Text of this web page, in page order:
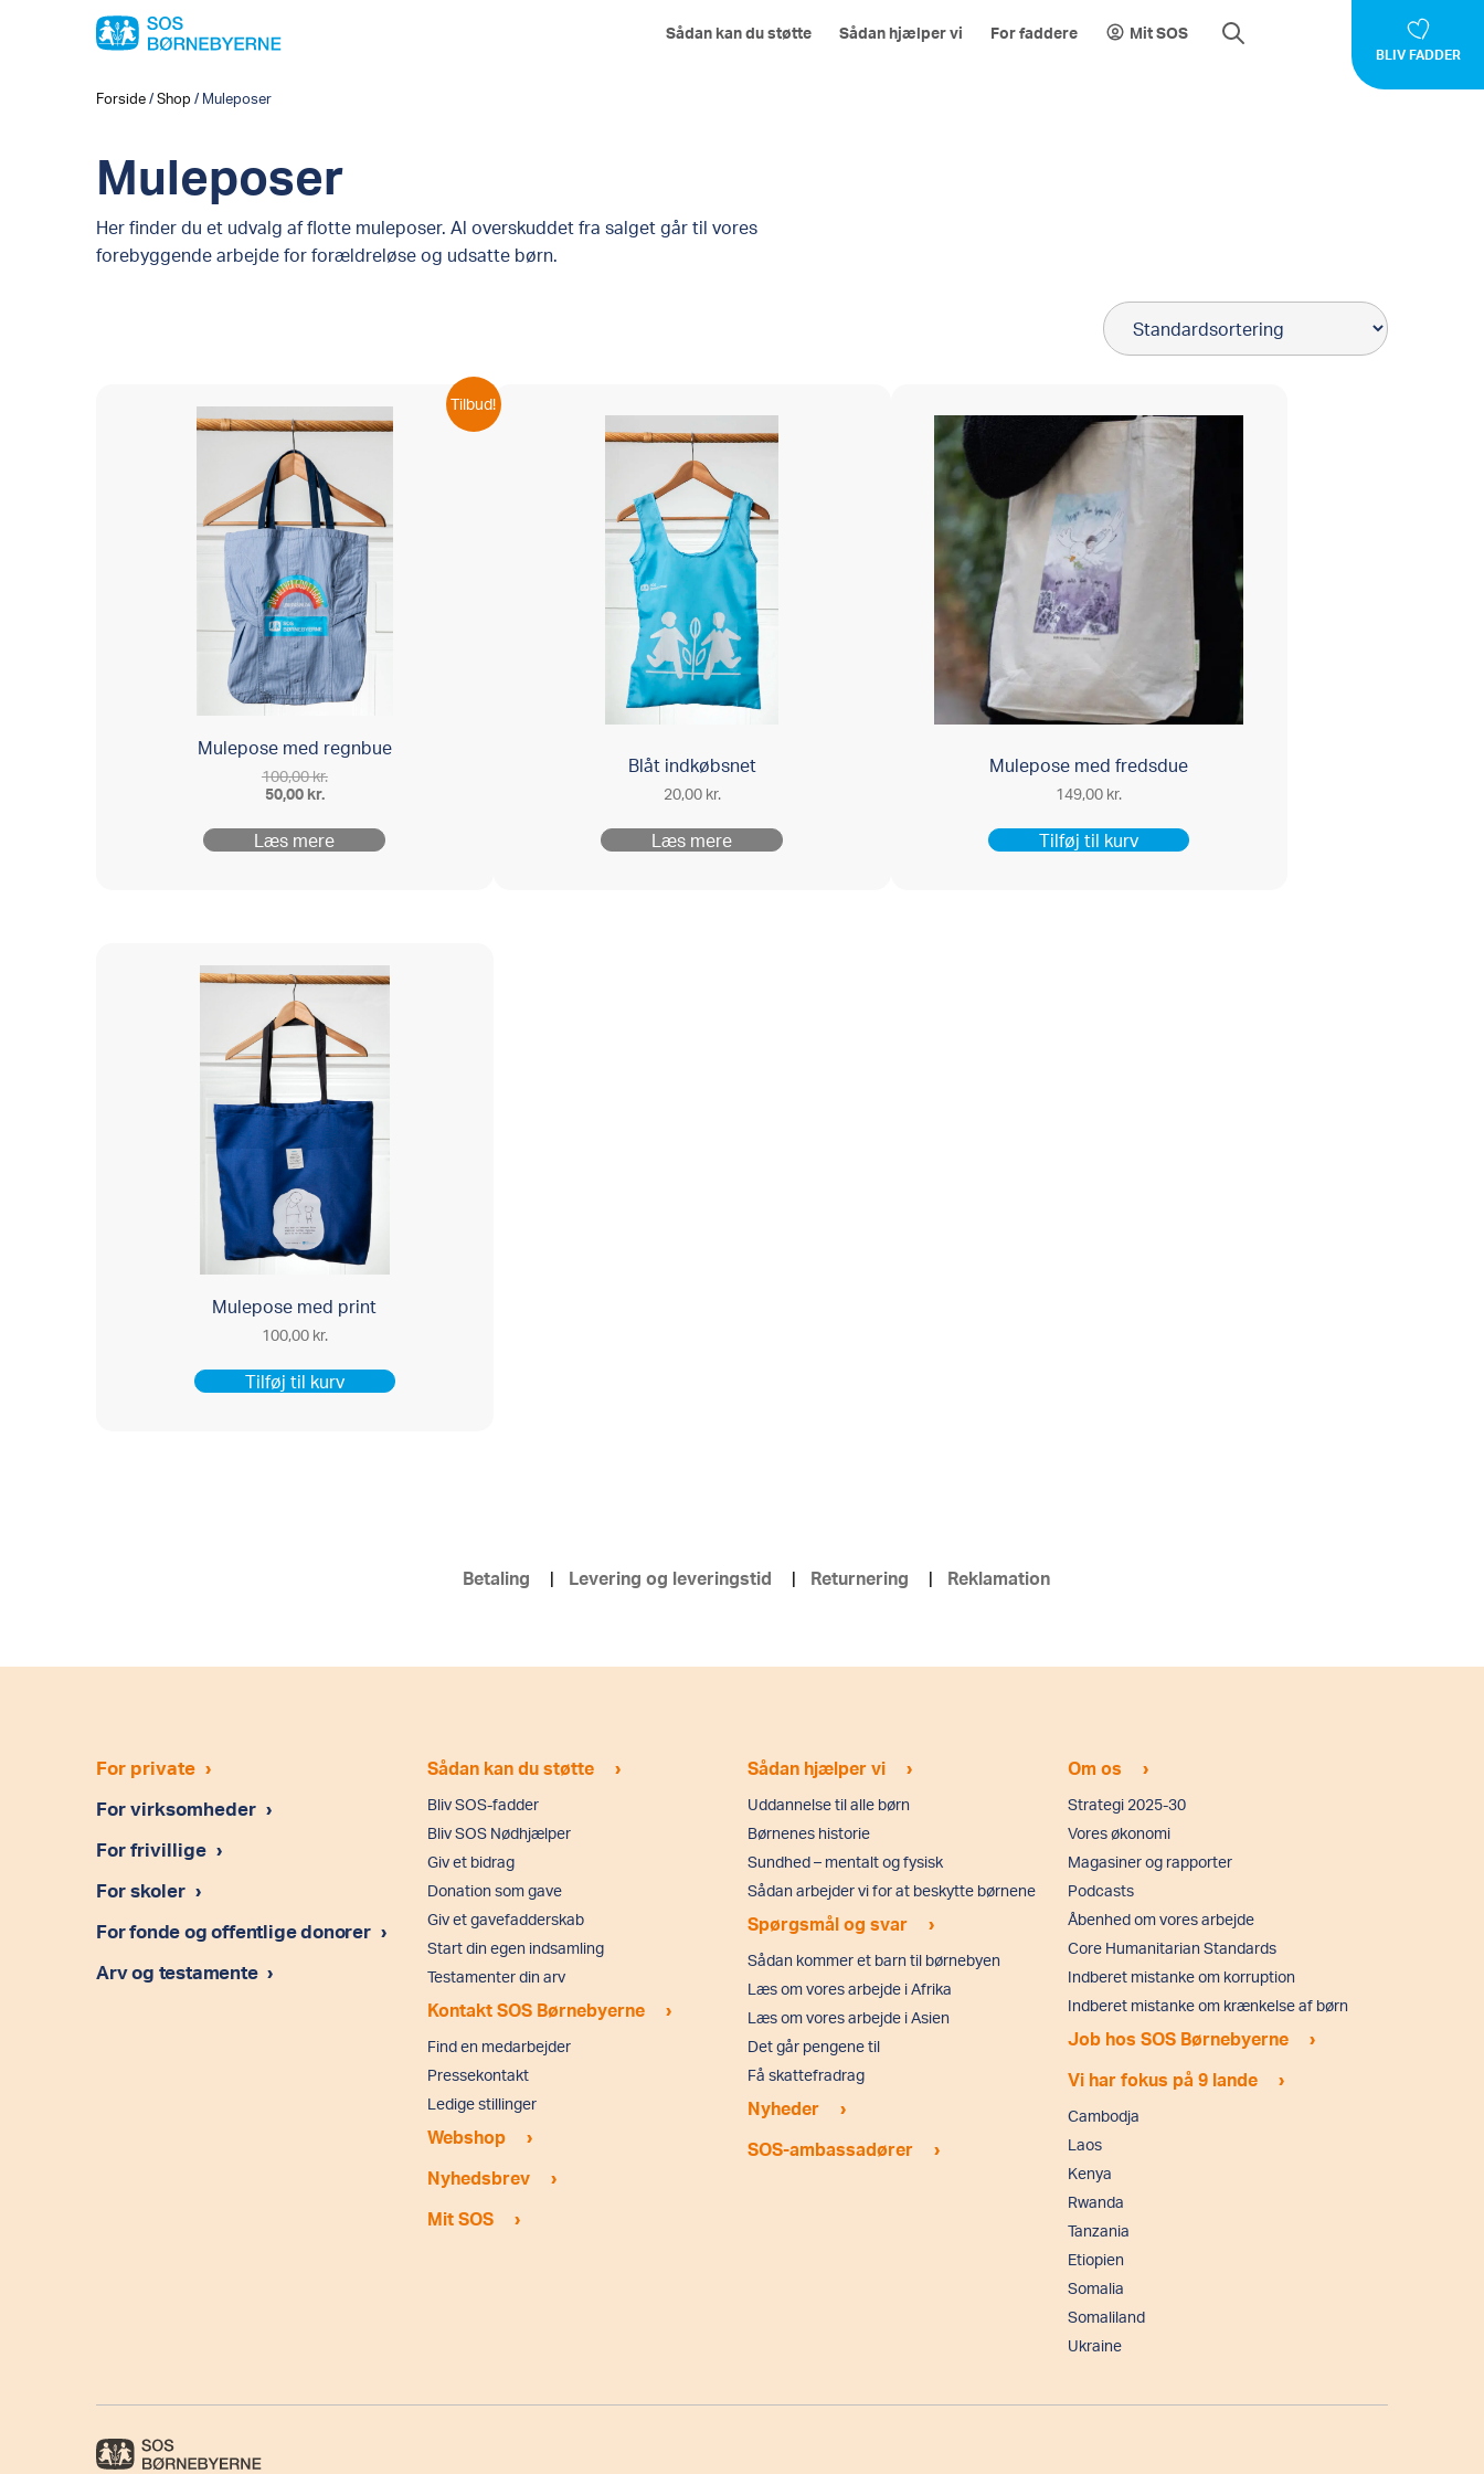
Sådan kan du støtte Sådan hjælper vi For faddere Mit SOS
BLIV FADDER
Forside/Shop / Muleposer
Muleposer
Her finder du et udvalg af flotte muleposer. Al overskuddet fra salget går til vores
forebyggende arbejde for forældreløse og udsatte børn.
Tilbud!
Mulepose med regnbue
100,00kr.Den
var:
100,00 kr..
50,00 kr.
aktuelle
pris
Læs mere
Blåt indkøbsnet
20,00 kr.
Læs mere
Mulepose med fredsdue
149,00 kr.
Tilføj til kurv
Mulepose med print
100,00 kr.
Tilføj til kurv
Betaling Levering og leveringstid Returnering Reklamation
For private ›
For virksomheder ›
For frivillige ›
For skoler ›
For fonde og offentlige donorer ›
Arv og testamente ›
Sådan kan du støtte ›
Bliv SOS-fadder
Bliv SOS Nødhjælper
Giv et bidrag
Donation som gave
Giv et gavefadderskab
Start din egen indsamling
Testamenter din arv
Kontakt SOS Børnebyerne ›
Find en medarbejder
Pressekontakt
Ledige stillinger
Webshop ›
Nyhedsbrev ›
Mit SOS ›
Sådan hjælper vi ›
Uddannelse til alle børn
Børnenes historie
Sundhed – mentalt og fysisk
Sådan arbejder vi for at beskytte børnene
Spørgsmål og svar ›
Sådan kommer et barn til børnebyen
Læs om vores arbejde i Afrika
Læs om vores arbejde i Asien
Det går pengene til
Få skattefradrag
Nyheder ›
SOS-ambassadører ›
Om os ›
Strategi 2025-30
Vores økonomi
Magasiner og rapporter
Podcasts
Åbenhed om vores arbejde
Core Humanitarian Standards
Indberet mistanke om korruption
Indberet mistanke om krænkelse af børn
Job hos SOS Børnebyerne ›
Vi har fokus på 9 lande ›
Cambodja
Laos
Kenya
Rwanda
Tanzania
Etiopien
Somalia
Somaliland
Ukraine